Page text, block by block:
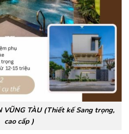
VŨNG TÀU (Thiết kế Sang trọng,
cao cấp )